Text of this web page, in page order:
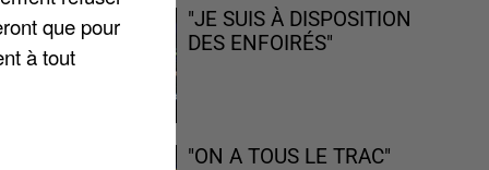
"JE SUIS À DISPOSITION
DES ENFOIRÉS"
"ON A TOUS LE TRAC"
que pour
à tout